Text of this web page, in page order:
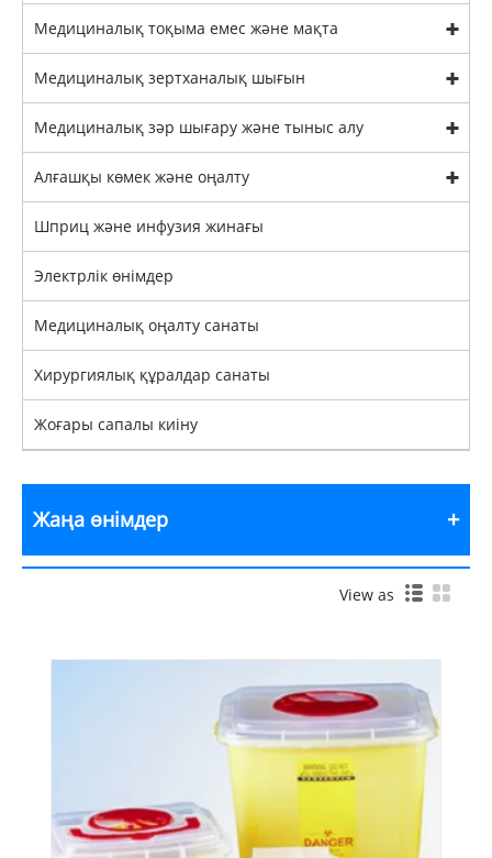
Медициналық тоқыма емес және мақта
Медициналық зертханалық шығын
Медициналық зәр шығару және тыныс алу
Алғашқы көмек және оңалту
Шприц және инфузия жинағы
Электрлік өнімдер
Медициналық оңалту санаты
Хирургиялық құралдар санаты
Жоғары сапалы киіну
Жаңа өнімдер
View as